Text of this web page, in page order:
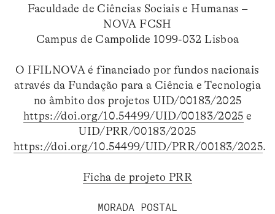
Faculdade de Ciências Sociais e Humanas –
NOVA FCSH
Campus de Campolide 1099-032 Lisboa
O IFILNOVA é financiado por fundos nacionais
através da Fundação para a Ciência e Tecnologia
no âmbito dos projetos UID/00183/2025
https://doi.org/10.54499/UID/00183/2025 e
UID/PRR/00183/2025
https://doi.org/10.54499/UID/PRR/00183/2025.
Ficha de projeto PRR
MORADA POSTAL